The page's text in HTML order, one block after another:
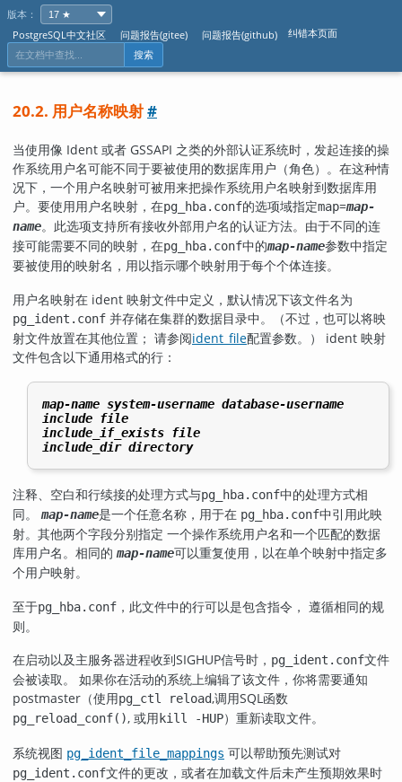
版本：
PostgreSQL中文社区
问题报告(gitee) 问题报告(github) 纠错本页面
搜索
20.2. 用户名称映射#
当使用像 Ident 或者 GSSAPI 之类的外部认证系统时，发起连接的操
作系统用户名可能不同于要被使用的数据库用户（角色）。在这种情
况下，一个用户名映射可被用来把操作系统用户名映射到数据库用
户。要使用用户名映射，在pg_hba.conf的选项域指定map=map-
name。此选项支持所有接收外部用户名的认证方法。由于不同的连
接可能需要不同的映射，在pg_hba.conf中的map-name参数中指定
要被使用的映射名，用以指示哪个映射用于每个个体连接。
用户名映射在 ident 映射文件中定义，默认情况下该文件名为
pg_ident.conf 并存储在集群的数据目录中。（不过，也可以将映
射文件放置在其他位置； 请参阅ident_file配置参数。） ident 映射
文件包含以下通用格式的行：
map-name system-username database-username
include file
include_if_exists file
include_dir directory
注释、空白和行续接的处理方式与pg_hba.conf中的处理方式相
同。map-name是一个任意名称，用于在 pg_hba.conf中引用此映
射。其他两个字段分别指定 一个操作系统用户名和一个匹配的数据
库用户名。相同的map-name可以重复使用，以在单个映射中指定多
个用户映射。
至于pg_hba.conf ，此文件中的行可以是包含指令， 遵循相同的规
则。
在启动以及主服务器进程收到SIGHUP信号时， pg_ident.conf文件
会被读取。 如果你在活动的系统上编辑了该文件，你将需要通知
postmaster（使用pg_ctl reload,调用SQL函数
pg_reload_conf(), 或用 kill -HUP）重新读取文件。
系统视图 pg_ident_file_mappings 可以帮助预先测试对
pg_ident.conf文件的更改，或者在加载文件后未产生预期效果时